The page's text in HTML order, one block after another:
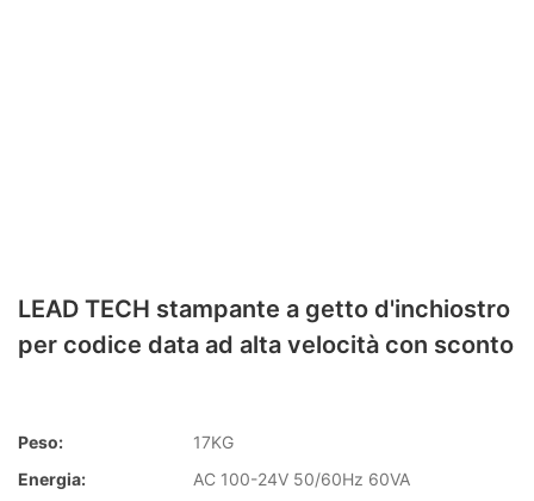
LEAD TECH stampante a getto d'inchiostro
per codice data ad alta velocità con sconto
Peso:
17KG
Energia:
AC 100-24V 50/60Hz 60VA